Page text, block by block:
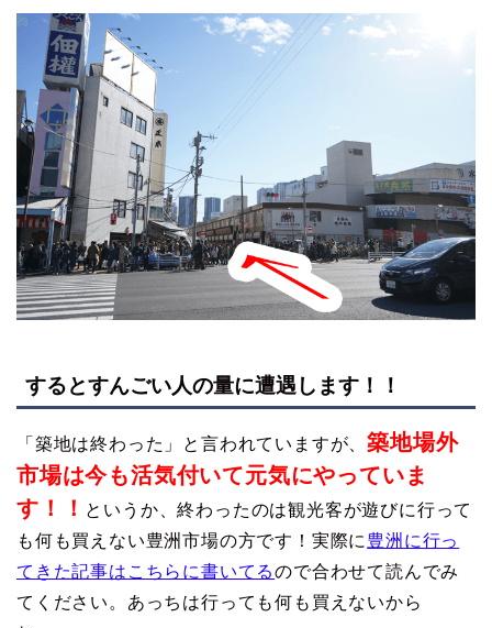
するとすんごい人の量に遭遇します！！
「築地は終わった」と言われていますが、築地場外
市場は今も活気付いて元気にやっていま
す！！ というか、終わったのは観光客が遊びに行って
も何も買えない豊洲市場の方です！実際に 豊洲に行っ
てきた記事はこちらに書いてるので合わせて読んでみ
てください。あっちは行っても何も買えないから